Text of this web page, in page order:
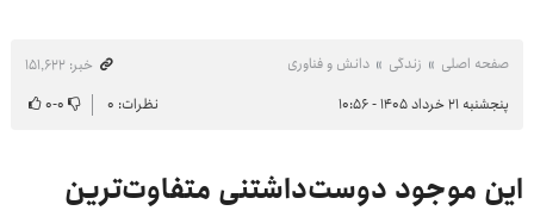
صفحه اصلی زندگی دانش و فناوری
خبر: ۱۵۱٬۶۲۲
پنجشنبه ۲۱ خرداد ۱۴۰۵ - ۱۰:۵۶
نظرات: ۰ ۰-۰
این موجود دوست‌داشتنی متفاوت‌ترین